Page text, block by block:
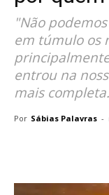
"Não
em túmulo os
entrou na
mais
Por Sábias Palavras -